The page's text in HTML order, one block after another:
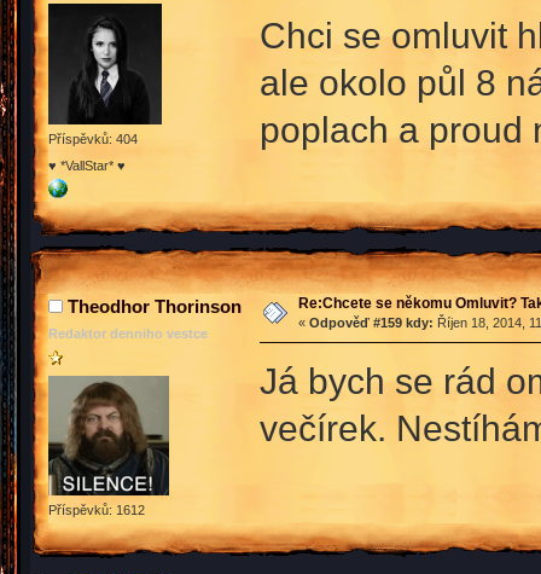
Příspěvků: 404
♥ *VallStar* ♥
Chci se omluvit
ale okolo půl 8
poplach a
Theodhor Thorinson
Redaktor denniho vestce
Příspěvků: 1612
Re:Chcete se někomu Omluvit?
« Odpověď #159 kdy: Říjen 18, 2014,
Já bych se rád
večírek.